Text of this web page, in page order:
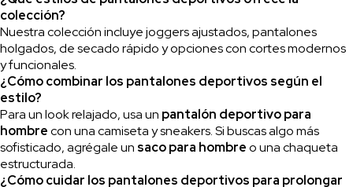
colección?
Nuestra colección incluye joggers ajustados, pantalones
holgados, de secado rápido y opciones con cortes modernos
y funcionales.
¿Cómo combinar los pantalones deportivos según el
estilo?
Para un look relajado, usa un pantalón deportivo para
hombrecon una camiseta y sneakers. Si buscas algo más
sofisticado, agrégale un saco para hombreo una chaqueta
estructurada.
¿Cómo cuidar los pantalones deportivos para prolongar